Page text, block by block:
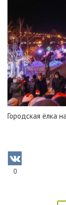
Городская ёлка
0